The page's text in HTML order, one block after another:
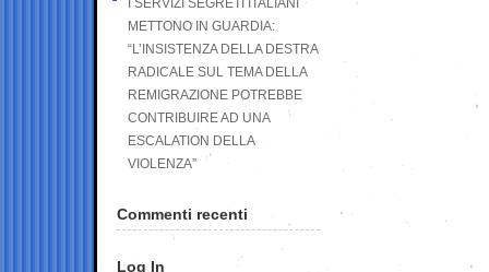
I SERVIZI SEGRETI ITALIANI
METTONO IN GUARDIA:
“L’INSISTENZA DELLA DESTRA
RADICALE SUL TEMA DELLA
REMIGRAZIONE POTREBBE
CONTRIBUIRE AD UNA
ESCALATION DELLA
VIOLENZA”
Commenti recenti
Log In